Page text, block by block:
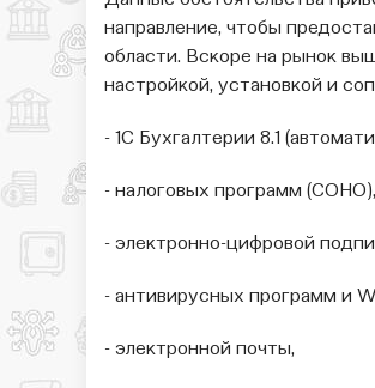
направление, чтобы
области. Вскоре на рынок
настройкой, установкой и
- 1С Бухгалтерии 8.1
- налоговых программ (СОНО),
- электронно-цифровой
- антивирусных программ и
- электронной почты,